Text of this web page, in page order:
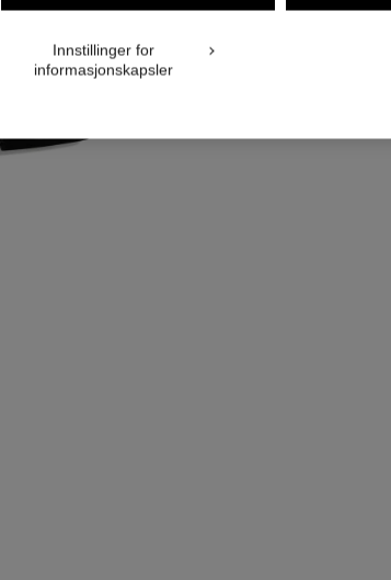
Innstillinger for
informasjonskapsler